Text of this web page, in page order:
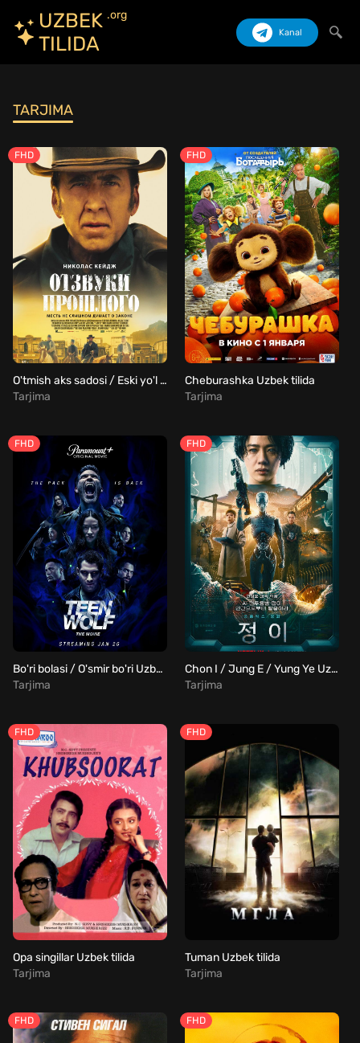
UZBEK
TILIDA
.org
Kanal
TARJIMA
FHD
O'tmish aks sadosi / Eski yo'l Uzbek tilida
Tarjima
FHD
Cheburashka Uzbek tilida
Tarjima
FHD
Bo'ri bolasi / O'smir bo'ri Uzbek tilida
Tarjima
FHD
Chon I / Jung E / Yung Ye Uzbek tilida
Tarjima
FHD
Opa singillar Uzbek tilida
Tarjima
FHD
Tuman Uzbek tilida
Tarjima
FHD FHD